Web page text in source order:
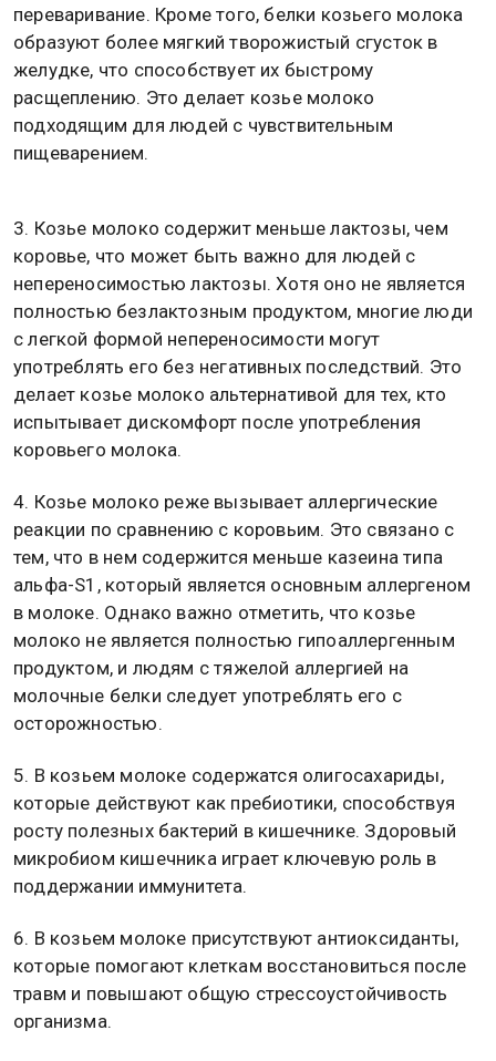
переваривание. Кроме того, белки козьего молока
образуют более мягкий творожистый сгусток в
желудке, что способствует их быстрому
расщеплению. Это делает козье молоко
подходящим для людей с чувствительным
пищеварением.
3. Козье молоко содержит меньше лактозы, чем
коровье, что может быть важно для людей с
непереносимостью лактозы. Хотя оно не является
полностью безлактозным продуктом, многие люди
с легкой формой непереносимости могут
употреблять его без негативных последствий. Это
делает козье молоко альтернативой для тех, кто
испытывает дискомфорт после употребления
коровьего молока.
4. Козье молоко реже вызывает аллергические
реакции по сравнению с коровьим. Это связано с
тем, что в нем содержится меньше казеина типа
альфа-S1, который является основным аллергеном
в молоке. Однако важно отметить, что козье
молоко не является полностью гипоаллергенным
продуктом, и людям с тяжелой аллергией на
молочные белки следует употреблять его с
осторожностью.
5. В козьем молоке содержатся олигосахариды,
которые действуют как пребиотики, способствуя
росту полезных бактерий в кишечнике. Здоровый
микробиом кишечника играет ключевую роль в
поддержании иммунитета.
6. В козьем молоке присутствуют антиоксиданты,
которые помогают клеткам восстановиться после
травм и повышают общую стрессоустойчивость
организма.